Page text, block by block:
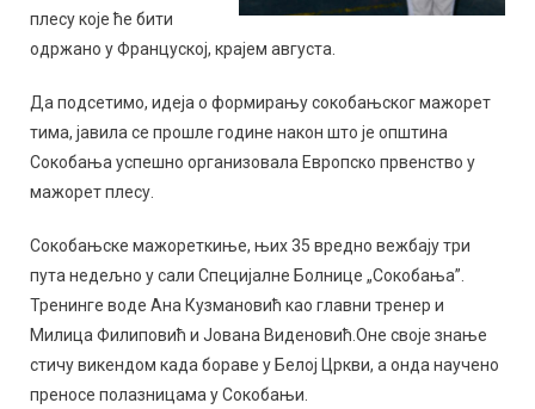
плесу које ће бити
одржано у Француској, крајем августа.
Да подсетимо, идеја о формирању сокобањског мажорет
тима, јавила се прошле године након што је општина
Сокобања успешно организовала Европско првенство у
мажорет плесу.
Сокобањске мажореткиње, њих 35 вредно вежбају три
пута недељно у сали Специјалне Болнице „Сокобања”.
Тренинге воде Ана Кузмановић као главни тренер и
Милица Филиповић и Јована Виденовић.Оне своје знање
стичу викендом када бораве у Белој Цркви, а онда научено
преносе полазницама у Сокобањи.